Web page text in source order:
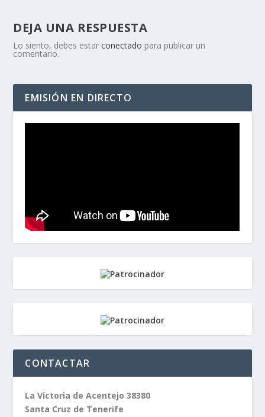
DEJA UNA RESPUESTA
Lo siento, debes estarconectado para publicar un
comentario.
EMISIÓN EN DIRECTO
CONTACTAR
La Victoria de Acentejo 38380
Santa Cruz de Tenerife